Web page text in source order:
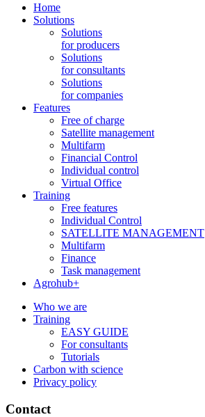
Home
Solutions
Solutions
for producers
Solutions
for consultants
Solutions
for companies
Features
Free of charge
Satellite management
Multifarm
Financial Control
Individual control
Virtual Office
Training
Free features
Individual Control
SATELLITE MANAGEMENT
Multifarm
Finance
Task management
Agrohub+
Who we are
Training
EASY GUIDE
For consultants
Tutorials
Carbon with science
Privacy policy
Contact